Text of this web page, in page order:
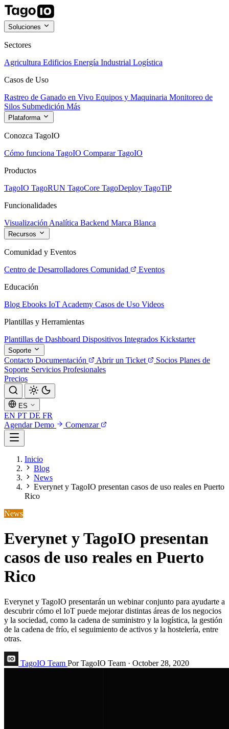
Soluciones
Sectores
Agricultura Edificios Energía Industrial Logística
Casos de Uso
Rastreo de Ganado en Vivo Equipos y Maquinaria Monitoreo de
Silos Submedición Más
Plataforma
Conozca TagoIO
Cómo funciona TagoIO Comparar TagoIO
Productos
TagoIO TagoRUN TagoCore TagoDeploy TagoTiP
Funcionalidades
Visualización Analítica Backend Marca Blanca
Recursos
Comunidad y Eventos
Centro de Desarrolladores Comunidad
Eventos
Educación
Blog Ebooks IoT Academy Casos de Uso Videos
Plantillas y Herramientas
Plantillas de Dashboard Dispositivos Integrados Kickstarter
Soporte
Contacto Documentación Abrir un Ticket Socios Planes de
Soporte Servicios Profesionales
Precios
ES
EN PT DE FR
Agendar Demo
Comenzar
Inicio
Blog
News
Everynet y TagoIO presentan casos de uso reales en Puerto
Rico
News
Everynet y TagoIO presentan
casos de uso reales en Puerto
Rico
Everynet y TagoIO presentarán un webinar conjunto para ayudarte a
descubrir cómo el IoT puede mejorar distintas áreas de los negocios
y la sociedad, como la cadena de suministro y la logística, la gestión
de la cadena de frío, el seguimiento de activos y la hostelería, entre
otras.
TagoIO Team Por TagoIO Team · October 28, 2020